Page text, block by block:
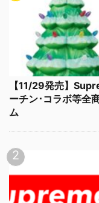
【11/29発売】
ーチン･コラボ等全
ム